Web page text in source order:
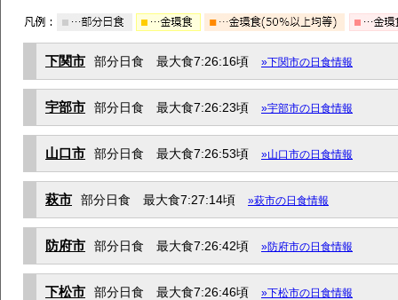
下関市 部分日食 最大食7:26:16頃 »下関市の日食情報
宇部市 部分日食 最大食7:26:23頃 »宇部市の日食情報
山口市 部分日食 最大食7:26:53頃 »山口市の日食情報
萩市 部分日食 最大食7:27:14頃 »萩市の日食情報
防府市 部分日食 最大食7:26:42頃 »防府市の日食情報
下松市 部分日食 最大食7:26:46頃 »下松市の日食情報